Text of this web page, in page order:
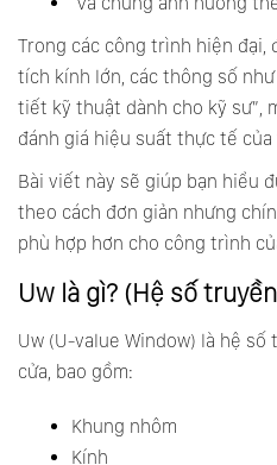
Trong các công trình hiện đại,
tích kính lớn, các thông số
tiết kỹ thuật dành cho kỹ sư”,
đánh giá hiệu suất thực tế
Bài viết này sẽ giúp bạn hiểu
theo cách đơn giản nhưng
phù hợp hơn cho công trình
Uw là gì? (Hệ số
Uw (U-value Window) là hệ
cửa, bao gồm:
Khung nhôm
Kính